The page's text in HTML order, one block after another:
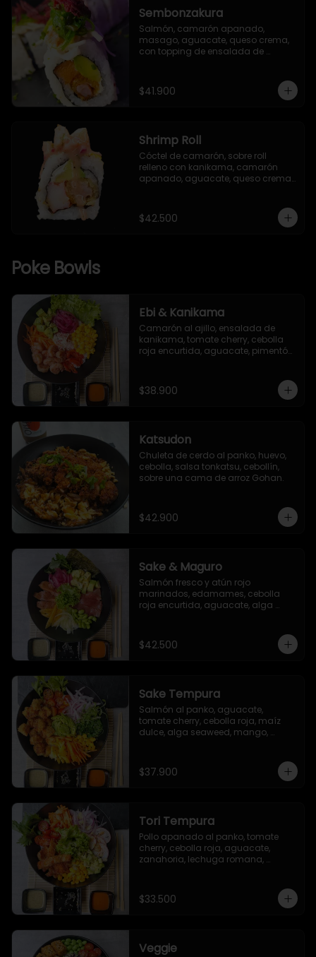
Sembonzakura
Salmón, camarón apanado,
masago, aguacate, queso crema,
con topping de ensalada de
$41.900
Shrimp Roll
Cóctel de camarón, sobre roll
relleno con kanikama, camarón
apanado, aguacate, queso crema,
semillas de ajonjolí mixto.
$42.500
Poke Bowls
Ebi & Kanikama
Camarón al ajillo, ensalada de
kanikama, tomate cherry, cebolla
roja encurtida, aguacate, pimentón
$38.900
Katsudon
Chuleta de cerdo al panko, huevo,
cebolla, salsa tonkatsu, cebollín,
sobre una cama de arroz Gohan.
$42.900
Sake & Maguro
Salmón fresco y atún rojo
marinados, edamames, cebolla
roja encurtida, aguacate, alga
sriracha (opcional)
$42.500
Sake Tempura
Salmón al panko, aguacate,
tomate cherry, cebolla roja, maíz
dulce, alga seaweed, mango,
$37.900
Tori Tempura
Pollo apanado al panko, tomate
cherry, cebolla roja, aguacate,
zanahoria, lechuga romana,
$33.500
Veggie